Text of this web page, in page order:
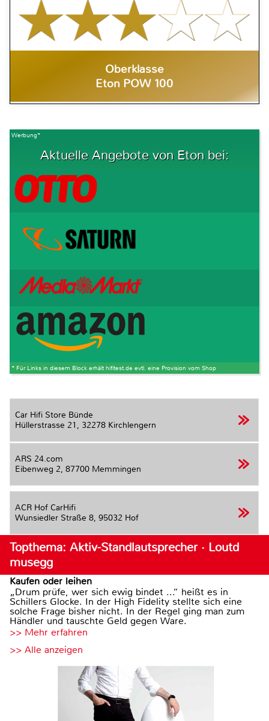
Oberklasse
Eton POW 100
Werbung*
Aktuelle Angebote von Eton bei:
* Für Links in diesem Block erhält hifitest.de evtl. eine Provision vom Shop
Car Hifi Store Bünde
Hüllerstrasse 21, 32278 Kirchlengern
ARS 24.com
Eibenweg 2, 87700 Memmingen
ACR Hof CarHifi
Wunsiedler Straße 8, 95032 Hof
Topthema: Aktiv-Standlautsprecher · Loutd
musegg
Kaufen oder leihen
„Drum prüfe, wer sich ewig bindet ...“ heißt es in
Schillers Glocke. In der High Fidelity stellte sich eine
solche Frage bisher nicht. In der Regel ging man zum
Händler und tauschte Geld gegen Ware.
>> Mehr erfahren
>> Alle anzeigen